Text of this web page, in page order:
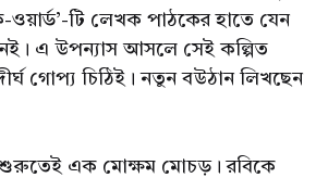
ওয়ার্ড’-টি লেখক পাঠকের হাতে যেন
এ উপন্যাস আসলে সেই কল্পিত
গোপ্য চিঠিই। নতুন বউঠান লিখছেন
শুরুতেই এক মোক্ষম মোচড়। রবিকে